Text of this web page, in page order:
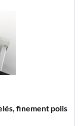
finement polis